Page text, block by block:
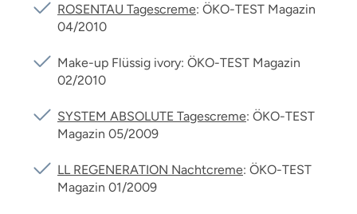
ROSENTAU Tagescreme: ÖKO-TEST Magazin
04/2010
Make-up Flüssig ivory: ÖKO-TEST Magazin
02/2010
SYSTEM ABSOLUTE Tagescreme: ÖKO-TEST
Magazin 05/2009
LL REGENERATION Nachtcreme: ÖKO-TEST
Magazin 01/2009